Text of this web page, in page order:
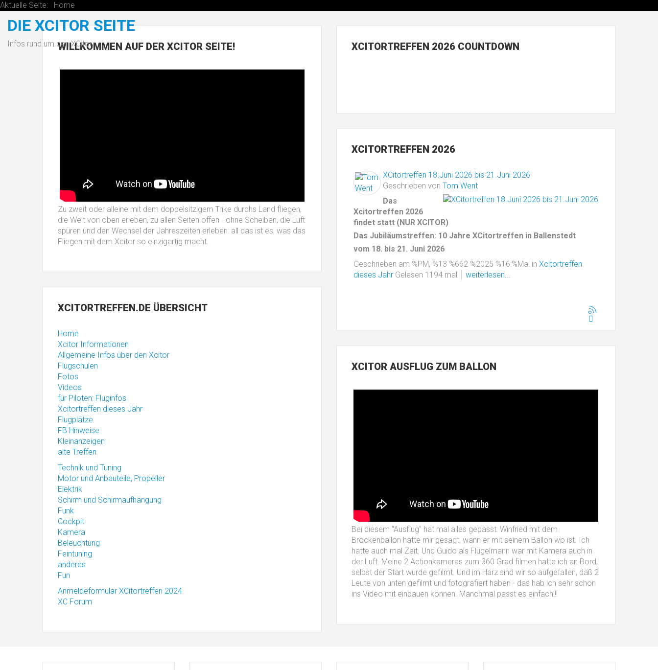
DIE XCITOR SEITE
Infos rund um den XCitor
Aktuelle Seite: Home
WILLKOMMEN AUF DER XCITOR SEITE!
Zu zweit oder alleine mit dem doppelsitzigem Trike durchs Land fliegen,
die Welt von oben erleben, zu allen Seiten offen - ohne Scheiben, die Luft
spüren und den Wechsel der Jahreszeiten erleben: all das ist es, was das
Fliegen mit dem Xcitor so einzigartig macht.
XCITORTREFFEN.DE ÜBERSICHT
Home
Xcitor Informationen
Allgemeine Infos über den Xcitor
Flugschulen
Fotos
Videos
für Piloten: Fluginfos
Xcitortreffen dieses Jahr
Flugplätze
FB Hinweise
Kleinanzeigen
alte Treffen
Technik und Tuning
Motor und Anbauteile, Propeller
Elektrik
Schirm und Schirmaufhängung
Funk
Cockpit
Kamera
Beleuchtung
Feintuning
anderes
Fun
Anmeldeformular XCitortreffen 2024
XC Forum
XCITORTREFFEN 2026 COUNTDOWN
XCITORTREFFEN 2026
XCitortreffen 18.Juni 2026 bis 21.Juni 2026
Geschrieben von Tom Went
Das
Xcitortreffen 2026
findet statt (NUR XCITOR)
Das Jubiläumstreffen: 10 Jahre XCitortreffen in Ballenstedt
vom 18. bis 21. Juni 2026
Geschrieben am %PM, %13 %662 %2025 %16:%Mai in Xcitortreffen
dieses Jahr Gelesen 1194 mal weiterlesen...
XCITOR AUSFLUG ZUM BALLON
Bei diesem "Ausflug" hat mal alles gepasst: Winfried mit dem
Brockenballon hatte mir gesagt, wann er mit seinem Ballon wo ist. Ich
hatte auch mal Zeit. Und Guido als Flügelmann war mit Kamera auch in
der Luft. Meine 2 Actionkameras zum 360 Grad filmen hatte ich an Bord,
selbst der Start wurde gefilmt. Und im Harz sind wir so aufgefallen, daß 2
Leute von unten gefilmt und fotografiert haben - das hab ich sehr schön
ins Video mit einbauen können. Manchmal passt es einfach!!!